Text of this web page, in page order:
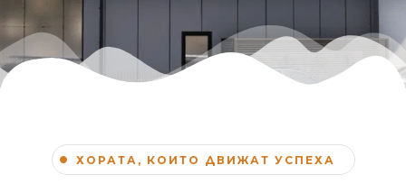
ХОРАТА, КОИТО ДВИЖАТ УСПЕХА